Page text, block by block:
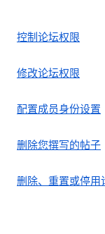
控制论坛权限
修改论坛权限
配置成员身份设置
删除您撰写的帖子
删除、重置或停用